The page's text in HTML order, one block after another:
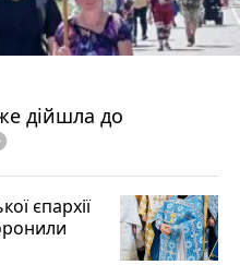
дійшла до
єпархії